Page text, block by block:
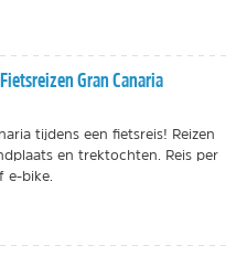
Gran Canaria
tijdens een fietsreis! Reizen
en trektochten. Reis per
e-bike.